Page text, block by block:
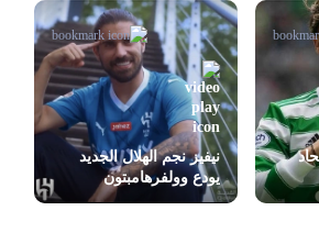
نيفيز نجم الهلال الجديد
يودع وولفرهامبتون